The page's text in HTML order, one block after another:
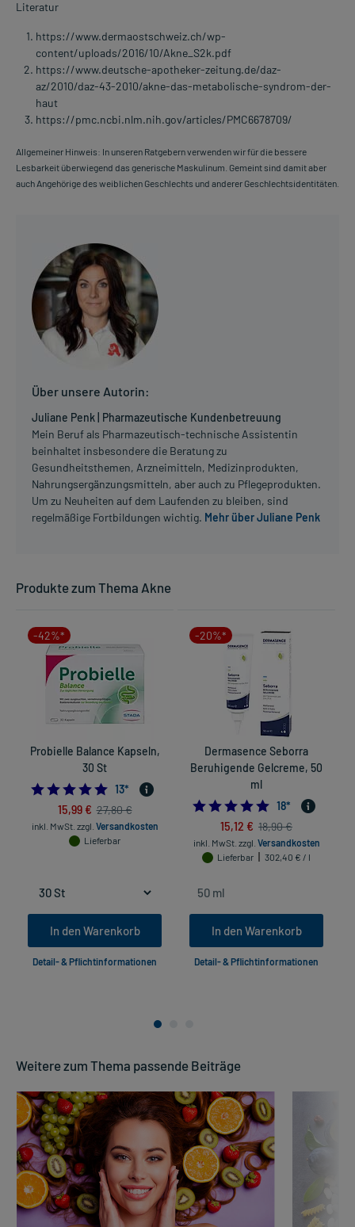
Literatur
https://www.dermaostschweiz.ch/wp-
content/uploads/2016/10/Akne_S2k.pdf
https://www.deutsche-apotheker-zeitung.de/daz-
az/2010/daz-43-2010/akne-das-metabolische-syndrom-der-
haut
https://pmc.ncbi.nlm.nih.gov/articles/PMC6678709/
Allgemeiner Hinweis: In unseren Ratgebern verwenden wir für die bessere
Lesbarkeit überwiegend das generische Maskulinum. Gemeint sind damit aber
auch Angehörige des weiblichen Geschlechts und anderer Geschlechtsidentitäten.
Über unsere Autorin:
Juliane Penk | Pharmazeutische Kundenbetreuung
Mein Beruf als Pharmazeutisch-technische Assistentin
beinhaltet insbesondere die Beratung zu
Gesundheitsthemen, Arzneimitteln, Medizinprodukten,
Nahrungsergänzungsmitteln, aber auch zu Pflegeprodukten.
Um zu Neuheiten auf dem Laufenden zu bleiben, sind
regelmäßige Fortbildungen wichtig. Mehr über Juliane Penk
Produkte zum Thema Akne
-42%*
Probielle Balance Kapseln,
30 St
5.0
13*
15,99 € 27,80 €
inkl. MwSt. zzgl. Versandkosten
Lieferbar
In den Warenkorb
Detail- & Pflichtinformationen
-20%*
Dermasence Seborra
Beruhigende Gelcreme, 50
ml
18*
15,12 € 18,90 €
inkl. MwSt. zzgl. Versandkosten
Lieferbar
302,40 € / l
In den Warenkorb
Detail- & Pflichtinformationen
Weitere zum Thema passende Beiträge